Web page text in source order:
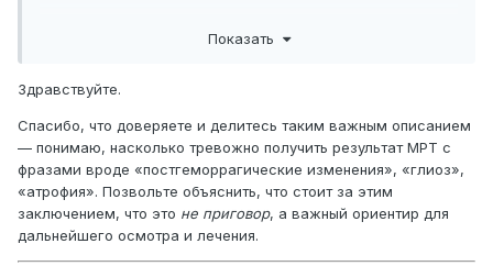
Участков патологического ограничения диффузии на DWI/ADC
Боковые желудочки симметричны, обычной формы, не
расширены (индекс Эванса - 0,25), не смещены, без
признаков деформации, с легким перивентрикулярным
лейкоареозом. III желудочек до 5 мм. IV желудочек не
изменен.
Конвекситальное субарахноидальное пространство
Показать
Здравствуйте.
Спасибо, что доверяете и делитесь таким важным описанием
— понимаю, насколько тревожно получить результат МРТ с
фразами вроде «постгеморрагические изменения», «глиоз»,
«атрофия». Позвольте объяснить, что стоит за этим
заключением, что это не приговор, а важный ориентир для
дальнейшего осмотра и лечения.